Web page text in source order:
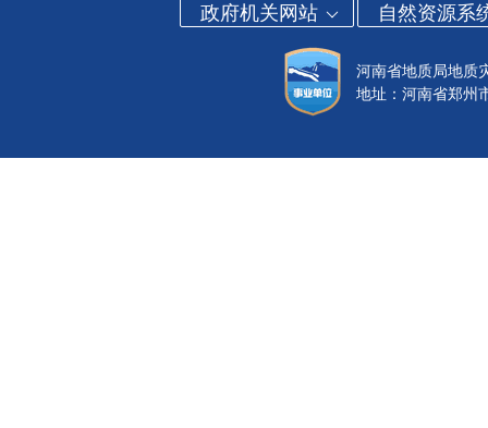
政府机关网站 自然资源系
河南省地质局地
地址：河南省郑州